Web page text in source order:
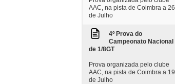
AAC, na pista de Coimbra a 26
de Julho
4º Prova do
Campeonato Nacional
de 1/8GT
Prova organizada pelo clube
AAC, na pista de Coimbra a 19
de Julho